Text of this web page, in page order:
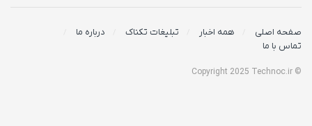
صفحه اصلی همه اخبار تبلیغات تکناک
درباره ما
تماس با ما
© Copyright 2025 Technoc.ir